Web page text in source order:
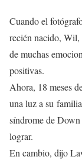
Cuando el
recién nacido, Wil,
de muchas
positivas.
Ahora, 18 meses
una luz a su
síndrome de
lograr.
En cambio, dijo